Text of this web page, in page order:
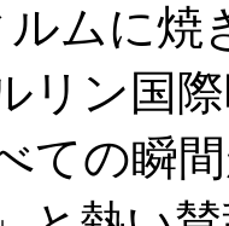
ルムに
リン国
ての瞬